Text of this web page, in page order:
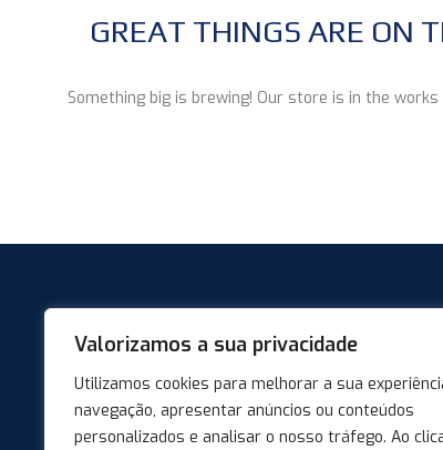
Valorizamos a sua privacidade
Utilizamos cookies para melhorar a sua
navegação, apresentar anúncios ou conteúdos
personalizados e analisar o nosso tráfego. Ao
GREAT THINGS ARE ON
Something big is brewing! Our store is in the